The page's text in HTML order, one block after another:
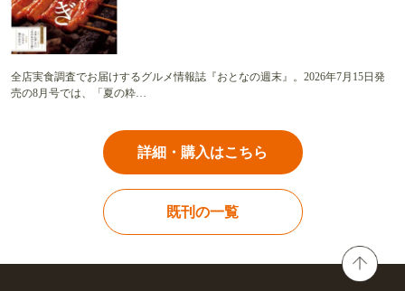
全店実食調査でお届けするグルメ情報誌『おとなの週末』。2026年7月15日発
売の8月号では、「夏の粋…
詳細・購入はこちら
既刊の一覧